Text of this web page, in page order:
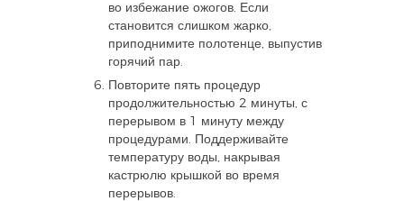
во избежание ожогов. Если
становится слишком жарко,
приподнимите полотенце, выпустив
горячий пар.
Повторите пять процедур
продолжительностью 2 минуты, с
перерывом в 1 минуту между
процедурами. Поддерживайте
температуру воды, накрывая
кастрюлю крышкой во время
перерывов.